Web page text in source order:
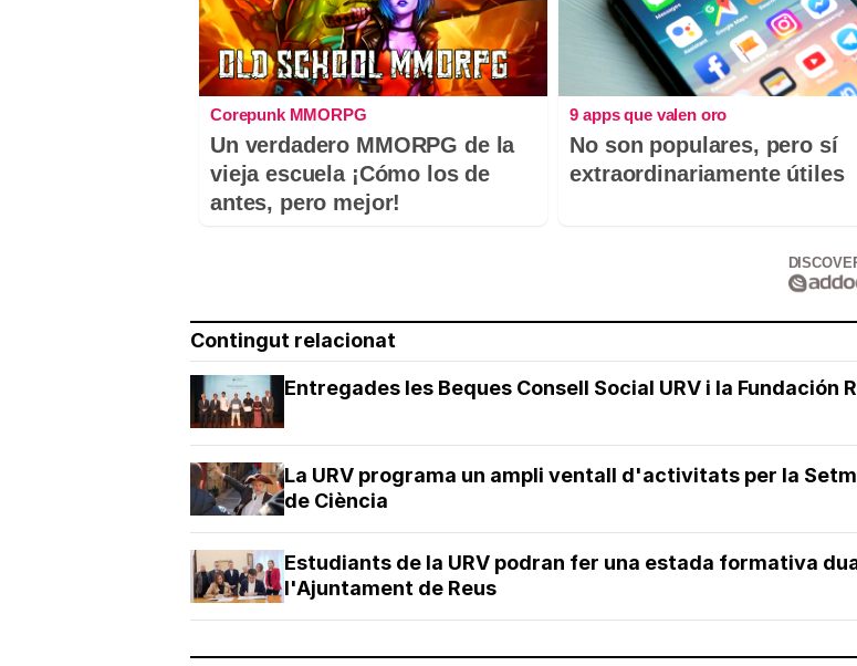
Corepunk MMORPG
Un verdadero MMORPG de la
vieja escuela ¡Cómo los de
antes, pero mejor!
9 apps que valen oro
No son populares, pero sí
extraordinariamente útiles
Contingut relacionat
Entregades les Beques Consell Social URV i la Fundación
La URV programa un ampli ventall d'activitats per la
de Ciència
Estudiants de la URV podran fer una estada formativa
l'Ajuntament de Reus